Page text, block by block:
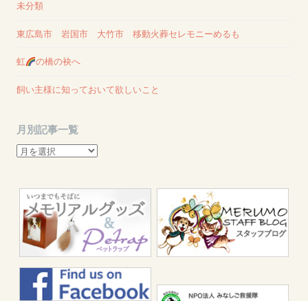
未分類
東広島市 岩国市 大竹市 移動火葬セレモニーめるも
虹 の橋の袂へ
飼い主様に知っておいて欲しいこと
月別記事一覧
月
事
覧